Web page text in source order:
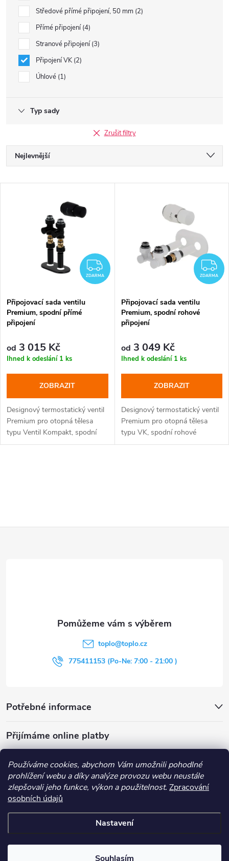
Používáme cookies, abychom Vám umožnili pohodlné
prohlížení webu a díky analýze provozu webu neustále
zlepšovali jeho funkce, výkon a použitelnost. Zpracování
osobních údajů
Nastavení
Souhlasím
Středové přímé připojení, 50 mm 2
Přímé připojení 4
Stranové připojení 3
Připojení VK 2
Úhlové 1
Typ sady
Zrušit filtry
Ř
a
p
o
u
k
Nejlevnější
Abecedně
s
p
r
o
d
u
k
ZDARMA
ZDARMA
Připojovací sada ventilu
Premium, spodní přímé
připojení
od 3 015 Kč
Ihned k odeslání 1 ks
ZOBRAZIT
Designový termostatický ventil
Premium pro otopná tělesa
typu Ventil Kompakt, spodní
přímé připojení. Termostatický
ZDARMA
Připojovací sada ventilu
Premium, spodní rohové
připojení
od 3 049 Kč
Ihned k odeslání 1 ks
ZOBRAZIT
Designový termostatický ventil
Premium pro otopná tělesa
typu VK, spodní rohové
připojení. Termostatický ventil,
k
v
ý
p
i
u
Potřebné informace
Přijímáme online platby
toplo@toplo.cz
775411153 (Po-Ne: 7:00 - 21:00 )
Obchodní podmínky Průvodce nákupem
Kontakt
Copyright 2026Toplo. Všechna práva vyhrazena.